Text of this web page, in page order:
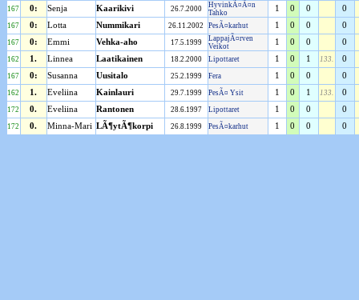
167 0: Senja Kaarikivi 26.7.2000
HyvinkÃ¤Ã¤n
Tahko
1 0 0 0
167 0: Lotta Nummikari 26.11.2002 PesÃ¤karhut 1 0 0 0
167 0: Emmi Vehka-aho 17.5.1999
LappajÃ¤rven
Veikot
1 0 0 0
162 1. Linnea Laatikainen 18.2.2000 Lipottaret 1 0 1 133. 0
167 0: Susanna Uusitalo 25.2.1999 Fera 1 0 0 0
162 1. Eveliina Kainlauri 29.7.1999 PesÃ¤ Ysit 1 0 1 133. 0
172 0. Eveliina Rantonen 28.6.1997 Lipottaret 1 0 0 0
172 0. Minna-Mari LÃ¶ytÃ¶korpi 26.8.1999 PesÃ¤karhut 1 0 0 0